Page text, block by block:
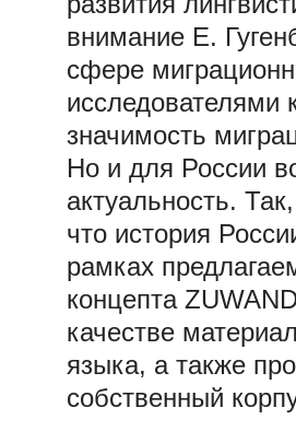
внимание Е.
сфере
значимость
Но и для России
актуальность.
что история
рамках
концепта
качестве
языка, а также
собственный